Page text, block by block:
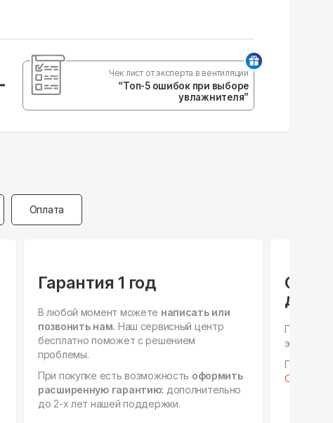
Чек лист от эксперта в вентиляции
“Топ-5 ошибок при выборе
увлажнителя”
Оплата
Гарантия 1 год
В любой момент можете написать или
позвонить нам. Наш сервисный центр
бесплатно поможет с решением
проблемы.
При покупке есть возможность оформить
расширенную гарантию: дополнительно
до 2-х лет нашей поддержки.
для
этапах,
Готовы к